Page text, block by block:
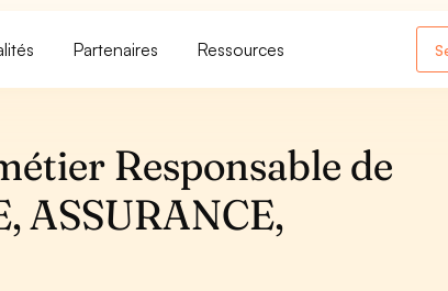
Partenaires Ressources
Responsable de
ASSURANCE,